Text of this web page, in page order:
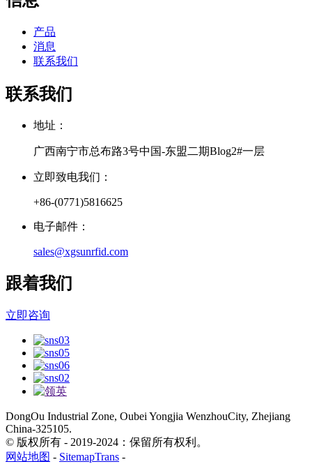
产品
消息
联系我们
联系我们
地址：
广西南宁市总布路3号中国-东盟二期Blog2#一层
立即致电我们：
+86-(0771)5816625
电子邮件：
sales@xgsunrfid.com
跟着我们
立即咨询
DongOu Industrial Zone, Oubei Yongjia WenzhouCity, Zhejiang
China-325105.
© 版权所有 - 2019-2024：保留所有权利。
网站地图 - SitemapTrans -